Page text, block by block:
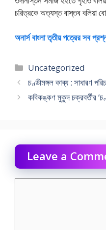
চরিত্রকে অত্যস্ত বাস্তব বলিয়া
অনার্স বাংলা তৃতীয় পত্রের সব
Categories
Uncategorized
চণ্ডীমঙ্গল কাব্য : সাধারণ
কবিকঙ্কণ মুকুন্দ চক্রবর্তীর
Leave a